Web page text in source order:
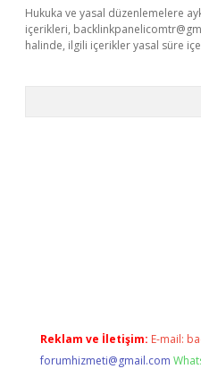
Hukuka ve yasal düzenlemelere
içerikleri,
halinde, ilgili içerikler yasal süre
Reklam ve İletişim: E-mail:
forumhizmeti@gmail.com